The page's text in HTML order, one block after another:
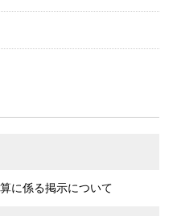
に係る掲示について